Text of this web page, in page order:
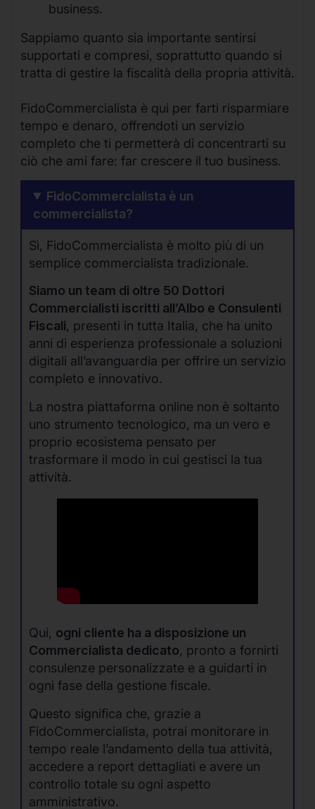
business.
Sappiamo quanto sia importante sentirsi
supportati e compresi, soprattutto quando si
tratta di gestire la fiscalità della propria attività.
FidoCommercialista è qui per farti risparmiare
tempo e denaro, offrendoti un servizio
completo che ti permetterà di concentrarti su
ciò che ami fare: far crescere il tuo business.
FidoCommercialista è un
commercialista?
Sì, FidoCommercialista è molto più di un
semplice commercialista tradizionale.
Siamo un team di oltre 50 Dottori
Commercialisti iscritti all’Albo e Consulenti
Fiscali, presenti in tutta Italia, che ha unito
anni di esperienza professionale a soluzioni
digitali all’avanguardia per offrire un servizio
completo e innovativo.
La nostra piattaforma online non è soltanto
uno strumento tecnologico, ma un vero e
proprio ecosistema pensato per
trasformare il modo in cui gestisci la tua
attività.
Qui, ogni cliente ha a disposizione un
Commercialista dedicato, pronto a fornirti
consulenze personalizzate e a guidarti in
ogni fase della gestione fiscale.
Questo significa che, grazie a
FidoCommercialista, potrai monitorare in
tempo reale l’andamento della tua attività,
accedere a report dettagliati e avere un
controllo totale su ogni aspetto
amministrativo.